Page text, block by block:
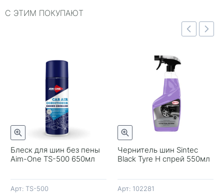
С ЭТИМ ПОКУПАЮТ
Блеск для шин без пены
Aim-One TS-500 650мл
Арт: TS-500
Чернитель шин Sintec
Black Tyre H спрей 550мл
Арт: 102281
Быстрый просмотр
Быстрый просмотр